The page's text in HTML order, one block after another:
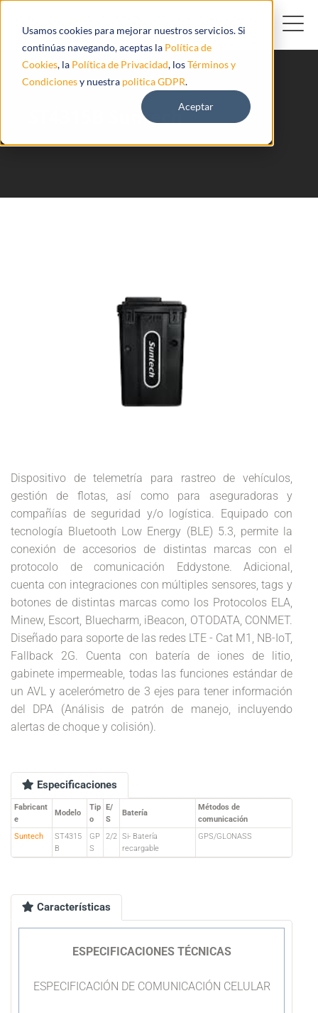
Usamos cookies para mejorar nuestros servicios. Si
continúas navegando, aceptas la Política de
Cookies, la Política de Privacidad, losTérminos y
Condicionesy nuestra politica GDPR.
Aceptar
ST4315B Suntech
Dispositivo de telemetría para rastreo de vehículos,
gestión de flotas, así como para aseguradoras y
compañías de seguridad y/o logística. Equipado con
tecnología Bluetooth Low Energy (BLE) 5.3, permite la
conexión de accesorios de distintas marcas con el
protocolo de comunicación Eddystone. Adicional,
cuenta con integraciones con múltiples sensores, tags y
botones de distintas marcas como los Protocolos ELA,
Minew, Escort, Bluecharm, iBeacon, OTODATA, CONMET.
Diseñado para soporte de las redes LTE - Cat M1, NB-IoT,
Fallback 2G. Cuenta con batería de iones de litio,
gabinete impermeable, todas las funciones estándar de
un AVL y acelerómetro de 3 ejes para tener información
del DPA (Análisis de patrón de manejo, incluyendo
alertas de choque y colisión).
Especificaciones
Fabricant
e
Modelo
Tip
o
E/
S
Batería
Métodos de
comunicación
Suntech
ST4315
B
GP
S
2/2 Si- Batería
recargable
GPS/GLONASS
Características
ESPECIFICACIONES TÉCNICAS
ESPECIFICACIÓN DE COMUNICACIÓN CELULAR